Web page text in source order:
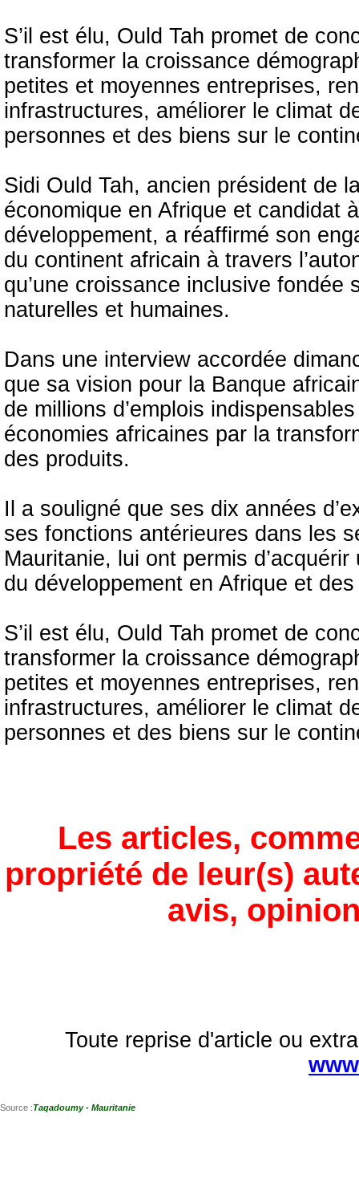
S’il est élu, Ould Tah promet de
transformer la croissance
petites et moyennes entreprises,
infrastructures, améliorer le climat
personnes et des biens sur le
Sidi Ould Tah, ancien président de
économique en Afrique et candidat
développement, a réaffirmé son
du continent africain à travers
qu’une croissance inclusive
naturelles et humaines.
Dans une interview accordée
que sa vision pour la Banque
de millions d’emplois
économies africaines par la
des produits.
Il a souligné que ses dix années
ses fonctions antérieures dans les
Mauritanie, lui ont permis
du développement en Afrique et
S’il est élu, Ould Tah promet de
transformer la croissance
petites et moyennes entreprises,
infrastructures, améliorer le climat
personnes et des biens sur le
Les articles,
propriété de leur(s)
avis,
Toute reprise d'article ou
Source :Taqadoumy - Mauritanie